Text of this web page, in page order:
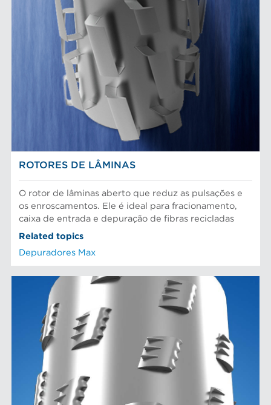
ROTORES DE LÂMINAS
O rotor de lâminas aberto que reduz as pulsações e
os enroscamentos. Ele é ideal para fracionamento,
caixa de entrada e depuração de fibras recicladas
Related topics
Depuradores Max